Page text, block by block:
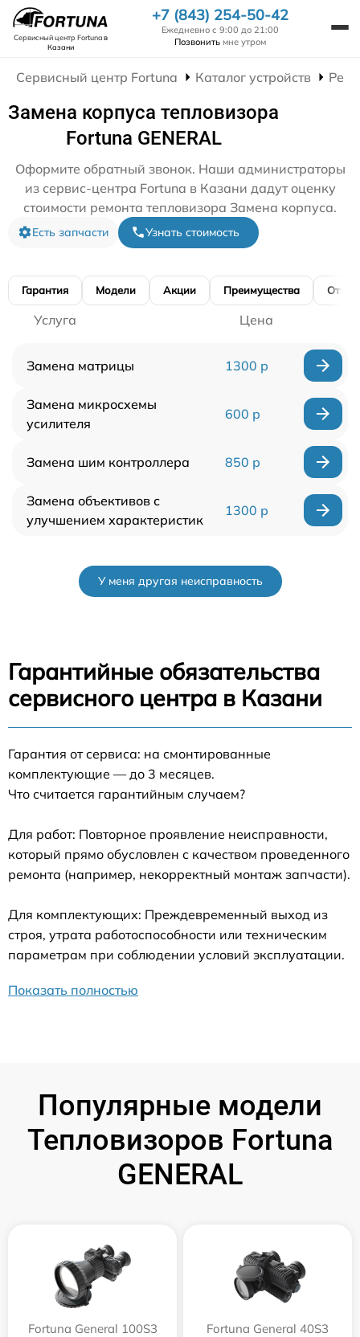
Сервисный центр Fortunaв
Казани
+7 (843) 254-50-42
Ежедневно с 9:00 до 21:00
Позвонить мне утром
Сервисный центр Fortuna Каталог устройств
Замена корпуса тепловизора
Fortuna GENERAL
Оформите обратный звонок. Наши администраторы
из сервис-центра Fortuna в Казани дадут оценку
стоимости ремонта тепловизора Замена корпуса.
Есть запчасти Узнать стоимость
Гарантия Модели Акции Преимущества
Услуга Цена
Замена матрицы 1300 р
Замена микросхемы
усилителя
600 р
Замена шим контроллера 850 р
Замена объективов с
улучшением характеристик
1300 р
У меня другая неисправность
Гарантийные обязательства
сервисного центра в Казани
Гарантия от сервиса: на смонтированные
комплектующие — до 3 месяцев.
Что считается гарантийным случаем?
Для работ: Повторное проявление неисправности,
который прямо обусловлен с качеством проведенного
ремонта (например, некорректный монтаж запчасти).
Для комплектующих: Преждевременный выход из
строя, утрата работоспособности или техническим
параметрам при соблюдении условий эксплуатации.
Показать полностью
Популярные модели
Тепловизоров Fortuna
GENERAL
Fortuna General 100S3 Fortuna General 40S3